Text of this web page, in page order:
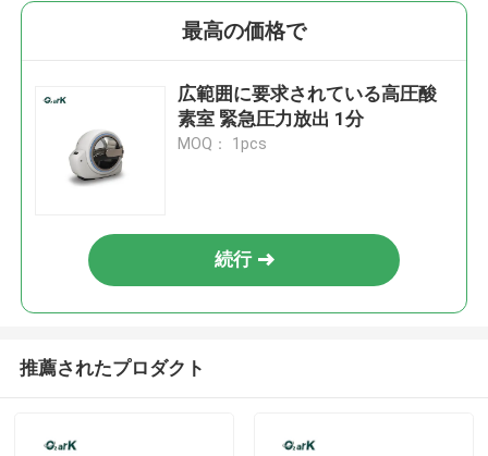
最高の価格で
広範囲に要求されている高圧酸
素室 緊急圧力放出 1分
MOQ： 1pcs
続行
推薦されたプロダクト